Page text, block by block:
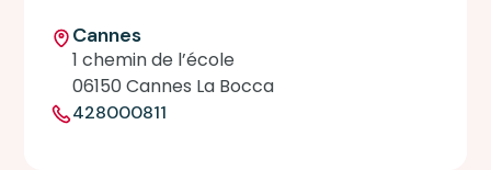
Cannes
1 chemin de l’école
06150 Cannes La Bocca
428000811